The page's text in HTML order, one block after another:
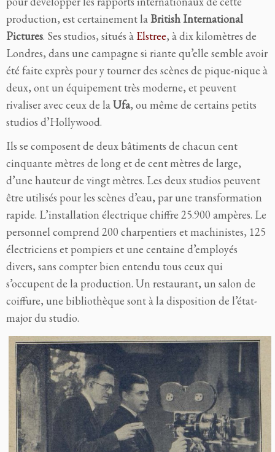
production, est certainement laBritish International
Pictures. Ses studios, situés à Elstree, à dix kilomètres de
Londres, dans une campagne si riante qu’elle semble avoir
été faite exprès pour y tourner des scènes de pique-nique à
deux, ont un équipement très moderne, et peuvent
rivaliser avec ceux de laUfa, ou même de certains petits
studios d’Hollywood.
Ils se composent de deux bâtiments de chacun cent
cinquante mètres de long et de cent mètres de large,
d’une hauteur de vingt mètres. Les deux studios peuvent
être utilisés pour les scènes d’eau, par une transformation
rapide. L’installation électrique chiffre 25.900 ampères. Le
personnel comprend 200 charpentiers et machinistes, 125
électriciens et pompiers et une centaine d’employés
divers, sans compter bien entendu tous ceux qui
s’occupent de la production. Un restaurant, un salon de
coiffure, une bibliothèque sont à la disposition de l’état-
major du studio.